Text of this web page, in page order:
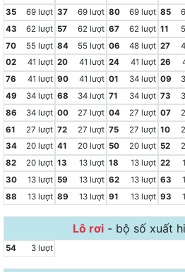
35
69 lượt 37 69 lượt 80 69 lượt 85
43
62 lượt 57 62 lượt 67 62 lượt 11
70
55 lượt 84 55 lượt 06 48 lượt 27
02
41 lượt 20 41 lượt 24 41 lượt 26
76
41 lượt 90 41 lượt 01 34 lượt 09
49
34 lượt 68 34 lượt 71 34 lượt 73
86
34 lượt 00 27 lượt 04 27 lượt 07
61
27 lượt 72 27 lượt 75 27 lượt 10
34
20 lượt 41 20 lượt 50 20 lượt 52
82
20 lượt 13 13 lượt 18 13 lượt 22
30
13 lượt 59 13 lượt 62 13 lượt 63
88
13 lượt 89 13 lượt 91 13 lượt 93
Lô rơi- bộ số xuất
54 3 lượt